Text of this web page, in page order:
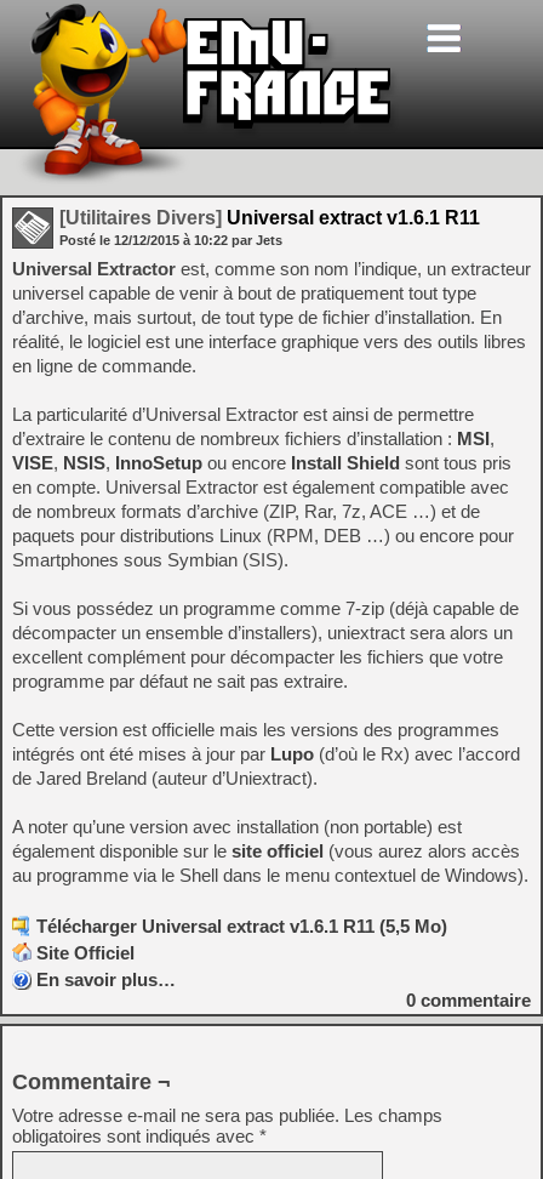
[Utilitaires Divers] Universal extract v1.6.1 R11
Posté le 12/12/2015 à 10:22 par Jets
Universal Extractor est, comme son nom l’indique, un extracteur
universel capable de venir à bout de pratiquement tout type
d’archive, mais surtout, de tout type de fichier d’installation. En
réalité, le logiciel est une interface graphique vers des outils libres
en ligne de commande.
La particularité d’Universal Extractor est ainsi de permettre
d’extraire le contenu de nombreux fichiers d’installation : MSI,
VISE, NSIS, InnoSetup ou encore Install Shield sont tous pris
en compte. Universal Extractor est également compatible avec
de nombreux formats d’archive (ZIP, Rar, 7z, ACE …) et de
paquets pour distributions Linux (RPM, DEB …) ou encore pour
Smartphones sous Symbian (SIS).
Si vous possédez un programme comme 7-zip (déjà capable de
décompacter un ensemble d’installers), uniextract sera alors un
excellent complément pour décompacter les fichiers que votre
programme par défaut ne sait pas extraire.
Cette version est officielle mais les versions des programmes
intégrés ont été mises à jour par Lupo (d’où le Rx) avec l’accord
de Jared Breland (auteur d’Uniextract).
A noter qu’une version avec installation (non portable) est
également disponible sur le site officiel (vous aurez alors accès
au programme via le Shell dans le menu contextuel de Windows).
Télécharger Universal extract v1.6.1 R11 (5,5 Mo)
Site Officiel
En savoir plus…
0 commentaire
Commentaire ¬
Votre adresse e-mail ne sera pas publiée. Les champs
obligatoires sont indiqués avec *